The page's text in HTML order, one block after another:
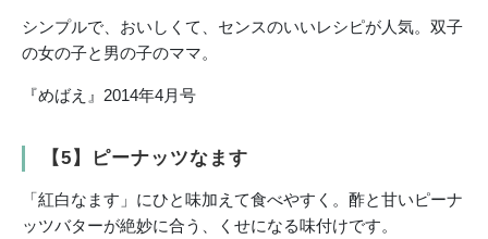
シンプルで、おいしくて、センスのいいレシピが人気。双子
の女の子と男の子のママ。
『めばえ』2014年4月号
【5】ピーナッツなます
「紅白なます」にひと味加えて食べやすく。酢と甘いピーナ
ッツバターが絶妙に合う、くせになる味付けです。